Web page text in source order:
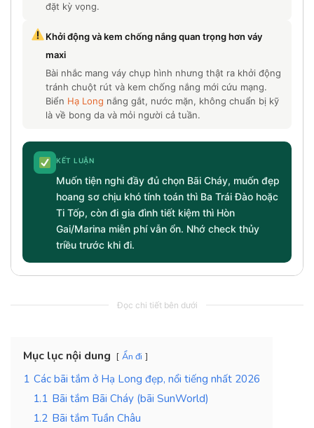
đặt kỳ vọng.
Khởi động và kem chống nắng quan trọng hơn váy
maxi
Bài nhắc mang váy chụp hình nhưng thật ra khởi động
tránh chuột rút và kem chống nắng mới cứu mạng.
Biển Hạ Long nắng gắt, nước mặn, không chuẩn bị kỹ
là về bong da và mỏi người cả tuần.
KẾT LUẬN
Muốn tiện nghi đầy đủ chọn Bãi Cháy, muốn đẹp
hoang sơ chịu khó tính toán thì Ba Trái Đào hoặc
Ti Tốp, còn đi gia đình tiết kiệm thì Hòn
Gai/Marina miễn phí vẫn ổn. Nhớ check thủy
triều trước khi đi.
Đọc chi tiết bên dưới
Mục lục nội dung Ẩn đi
1 Các bãi tắm ở Hạ Long đẹp, nổi tiếng nhất 2026
1.1 Bãi tắm Bãi Cháy (bãi SunWorld)
1.2 Bãi tắm Tuần Châu